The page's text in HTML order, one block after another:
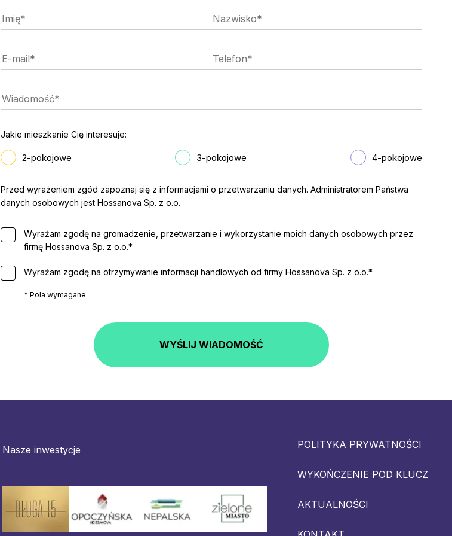
Jakie mieszkanie Cię interesuje:
2-pokojowe 3-pokojowe 4-pokojowe
Przed wyrażeniem zgód zapoznaj się z informacjami o przetwarzaniu danych. Administratorem Państwa
danych osobowych jest Hossanova Sp. z o.o.
Wyrażam zgodę na gromadzenie, przetwarzanie i wykorzystanie moich danych osobowych przez
firmę Hossanova Sp. z o.o.*
Wyrażam zgodę na otrzymywanie informacji handlowych od firmy Hossanova Sp. z o.o.*
* Pola wymagane
WYŚLIJ WIADOMOŚĆ
Nasze inwestycje POLITYKA PRYWATNOŚCI
WYKOŃCZENIE POD KLUCZ
AKTUALNOŚCI